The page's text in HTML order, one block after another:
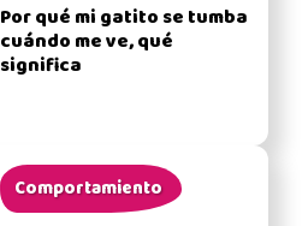
Por qué mi gatito se tumba
cuándo me ve, qué
significa
Comportamiento